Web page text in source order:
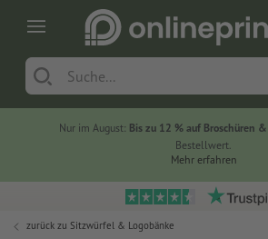
Nur im August: Bis zu 12 % auf Broschüren
Bestellwert.
Mehr erfahren
zurück zu Sitzwürfel & Logobänke